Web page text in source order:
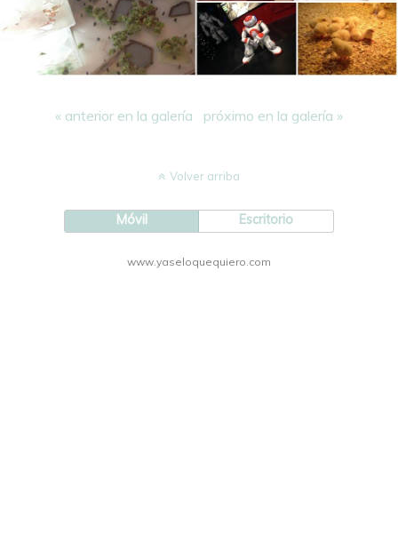
« anterior en la galería próximo en la galería »
Volver arriba
Móvil Escritorio
www.yaseloquequiero.com